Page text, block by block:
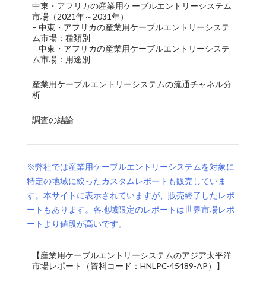
中東・アフリカの産業用ケーブルエントリーシステム
市場（2021年～2031年）
– 中東・アフリカの産業用ケーブルエントリーシステ
ム市場：種類別
– 中東・アフリカの産業用ケーブルエントリーシステ
ム市場：用途別
産業用ケーブルエントリーシステムの流通チャネル分
析
調査の結論
※弊社では産業用ケーブルエントリーシステムを対象に
特定の地域に絞ったカスタムレポートも販売していま
す。本サイトに表示されていますが、販売終了したレポ
ートもあります。各地域限定のレポートは世界市場レポ
ートより値段が高いです。
【産業用ケーブルエントリーシステムのアジア太平洋
市場レポート（資料コード：HNLPC-45489-AP）】